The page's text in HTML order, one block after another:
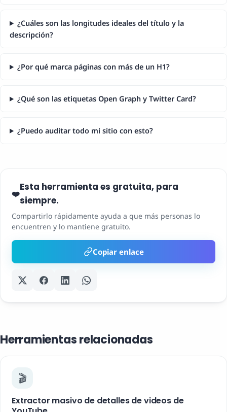
¿Cuáles son las longitudes ideales del título y la
descripción?
¿Por qué marca páginas con más de un H1?
¿Qué son las etiquetas Open Graph y Twitter Card?
¿Puedo auditar todo mi sitio con esto?
❤️
Esta herramienta es gratuita, para
siempre.
Compartirlo rápidamente ayuda a que más personas lo
encuentren y lo mantiene gratuito.
Copiar enlace
Herramientas relacionadas
🎬
Extractor masivo de detalles de videos de